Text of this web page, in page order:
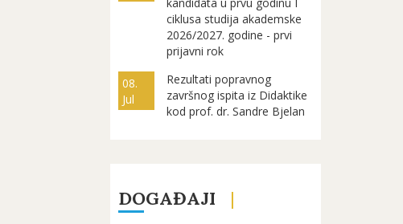
ciklusa studija akademske
2026/2027. godine - prvi
prijavni rok
08.
Jul
Rezultati popravnog
završnog ispita iz Didaktike
kod prof. dr. Sandre Bjelan
DOGAĐAJI